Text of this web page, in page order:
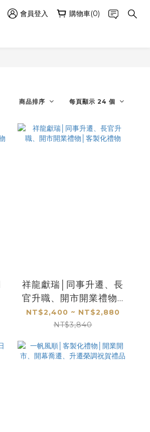
會員登入 購物車(0)
商品排序 每頁顯示 24 個
祥龍獻瑞│同事升遷、長
官升職、開市開業禮物│
客製化禮物
NT$2,400 ~ NT$2,880
NT$3,840